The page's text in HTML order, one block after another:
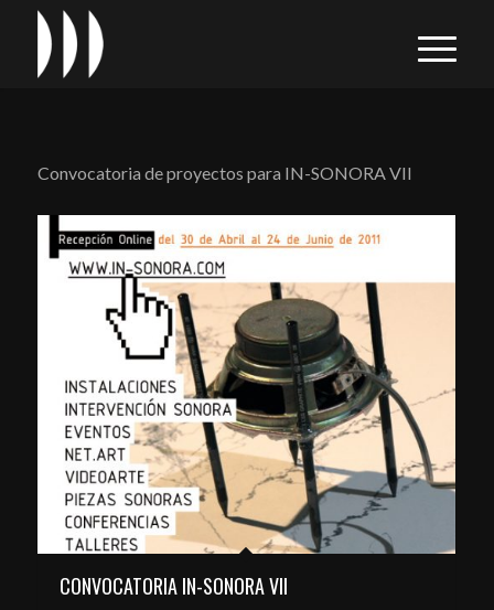
Convocatoria de proyectos para IN-SONORA VII
CONVOCATORIA IN-SONORA VII